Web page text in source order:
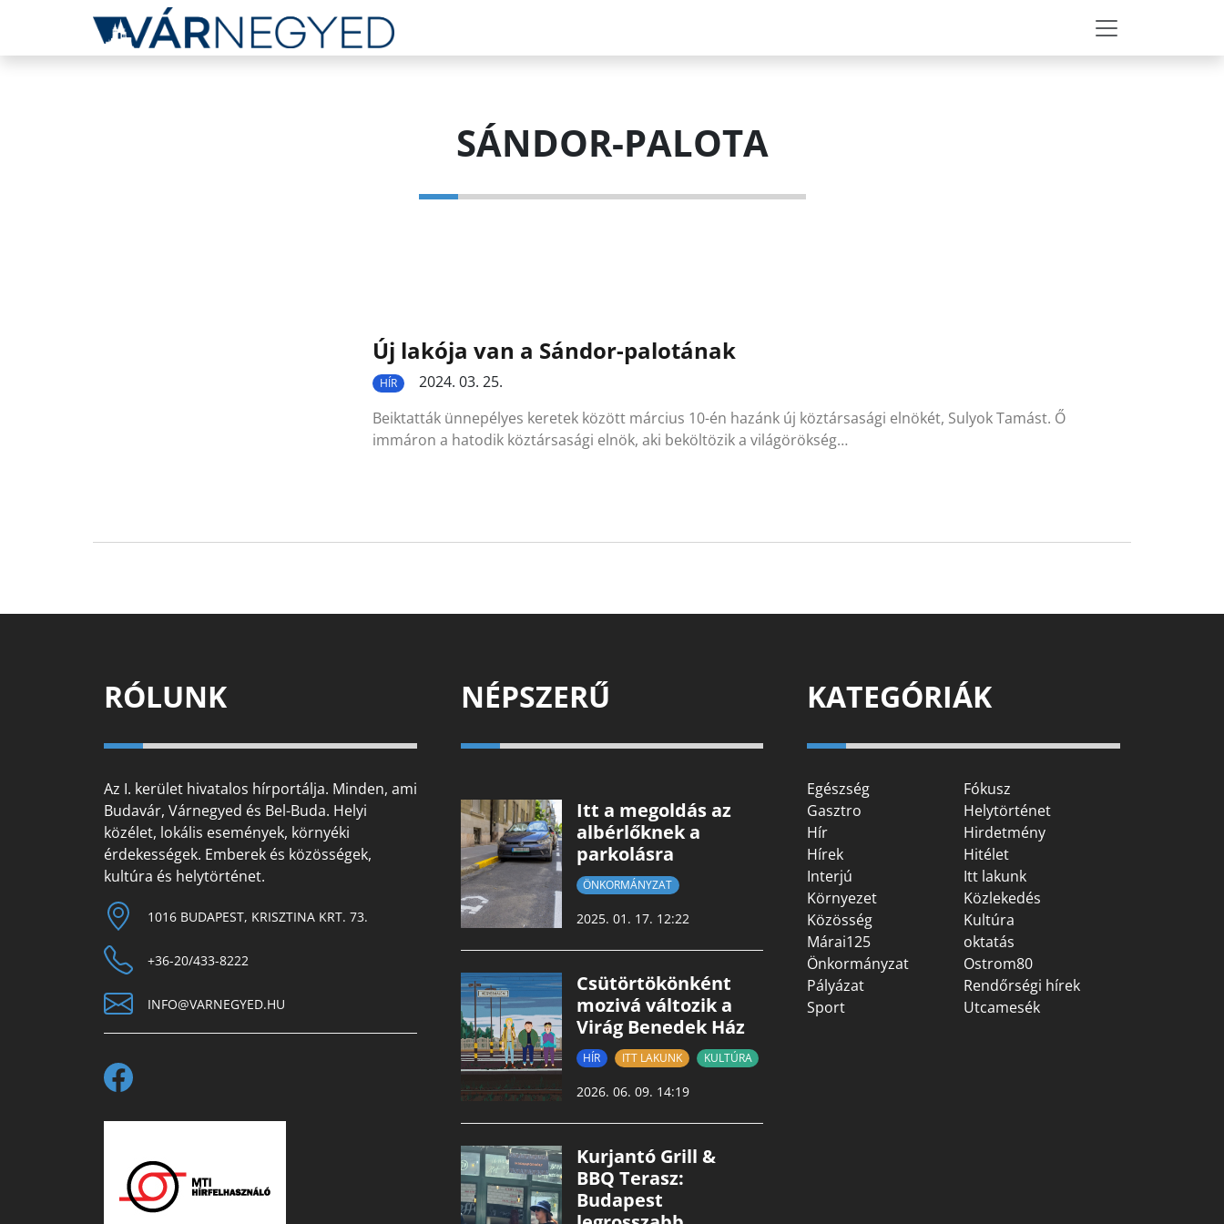
SÁNDOR-PALOTA
Új lakója van a Sándor-palotának
HÍR
2024. 03. 25.
Beiktatták ünnepélyes keretek között március 10-én hazánk új köztársasági elnökét, Sulyok Tamást. Ő
immáron a hatodik köztársasági elnök, aki beköltözik a világörökség…
RÓLUNK
Az I. kerület hivatalos hírportálja. Minden, ami
Budavár, Várnegyed és Bel-Buda. Helyi
közélet, lokális események, környéki
érdekességek. Emberek és közösségek,
kultúra és helytörténet.
1016 BUDAPEST, KRISZTINA KRT. 73.
+36-20/433-8222
INFO@VARNEGYED.HU
NÉPSZERŰ
Itt a megoldás az
albérlőknek a
parkolásra
ÖNKORMÁNYZAT
2025. 01. 17. 12:22
Csütörtökönként
mozivá változik a
Virág Benedek Ház
HÍR ITT LAKUNK KULTÚRA
2026. 06. 09. 14:19
Kurjantó Grill &
BBQ Terasz:
Budapest
KATEGÓRIÁK
Egészség
Fókusz
Gasztro
Helytörténet
Hír
Hirdetmény
Hírek
Hitélet
Interjú
Itt lakunk
Környezet
Közlekedés
Közösség
Kultúra
Márai125
oktatás
Önkormányzat
Ostrom80
Pályázat
Rendőrségi hírek
Sport
Utcamesék